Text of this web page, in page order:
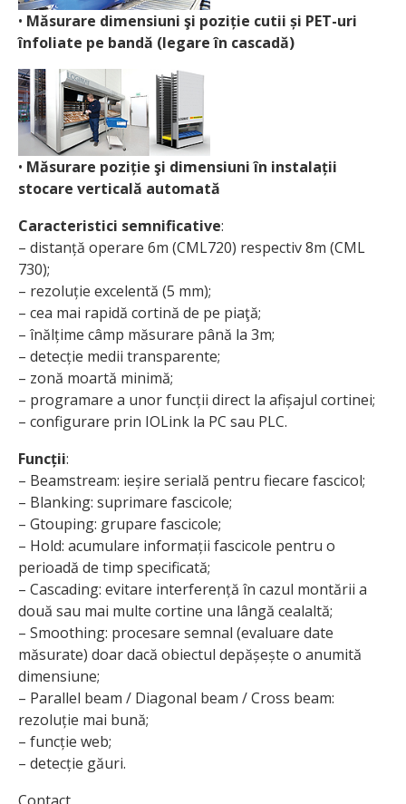
• Măsurare dimensiuni şi poziție cutii și PET-uri
înfoliate pe bandă (legare în cascadă)
• Măsurare poziție şi dimensiuni în instalații
stocare verticală automată
Caracteristici semnificative:
– distanță operare 6m (CML720) respectiv 8m (CML
730);
– rezoluție excelentă (5 mm);
– cea mai rapidă cortină de pe piaţă;
– înălțime câmp măsurare până la 3m;
– detecție medii transparente;
– zonă moartă minimă;
– programare a unor funcții direct la afișajul cortinei;
– configurare prin IOLink la PC sau PLC.
Funcții:
– Beamstream: ieșire serială pentru fiecare fascicol;
– Blanking: suprimare fascicole;
– Gtouping: grupare fascicole;
– Hold: acumulare informații fascicole pentru o
perioadă de timp specificată;
– Cascading: evitare interferență în cazul montării a
două sau mai multe cortine una lângă cealaltă;
– Smoothing: procesare semnal (evaluare date
măsurate) doar dacă obiectul depășește o anumită
dimensiune;
– Parallel beam / Diagonal beam / Cross beam:
rezoluție mai bună;
– funcție web;
– detecție găuri.
Contact